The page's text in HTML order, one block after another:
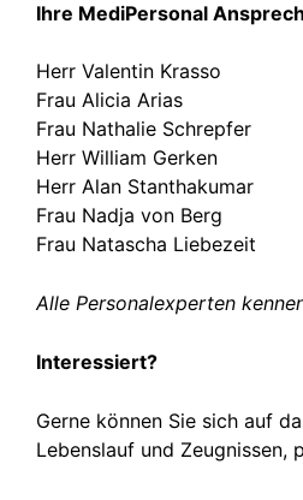
Ihre MediPersonal
Herr Valentin Krasso
Frau Alicia Arias
Frau Nathalie Schrepfer
Herr William Gerken
Herr Alan Stanthakumar
Frau Nadja von Berg
Frau Natascha Liebezeit
Alle Personalexperten
Interessiert?
Gerne können Sie sich auf
Lebenslauf und Zeugnissen,